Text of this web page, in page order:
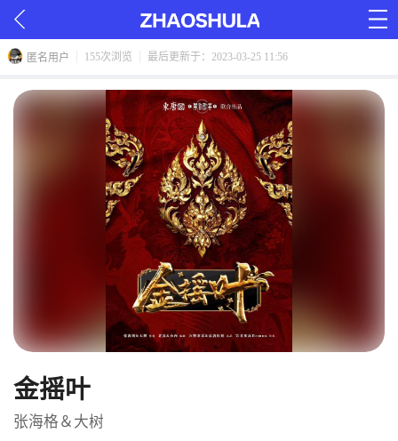
匿名用户 155次浏览 最后更新于：2023-03-25 11:56
金摇叶
张海格＆大树